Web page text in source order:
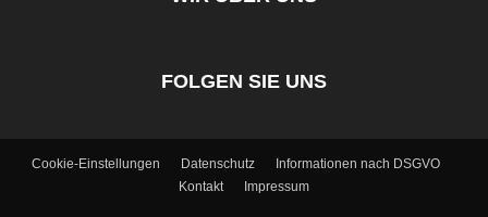
FOLGEN SIE UNS
Cookie-Einstellungen Datenschutz
Informationen nach DSGVO
Kontakt
Impressum